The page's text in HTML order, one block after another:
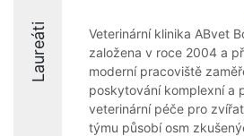
Laureáti
Veterinární klinika ABvet
založena v roce 2004 a
moderní pracoviště
poskytování komplexní a
veterinární péče pro
týmu působí osm